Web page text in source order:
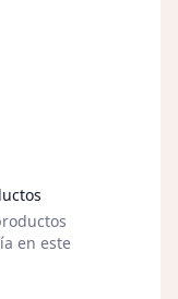
en este